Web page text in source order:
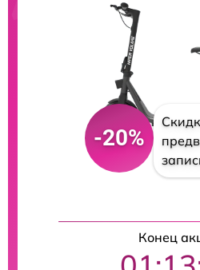
-20%
Конец